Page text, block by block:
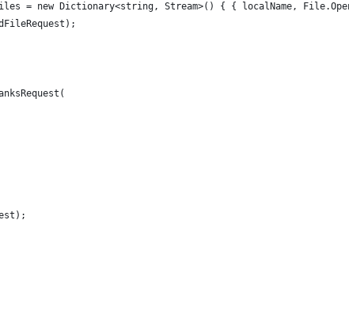
= new Dictionary<string, Stream>() { { localName,